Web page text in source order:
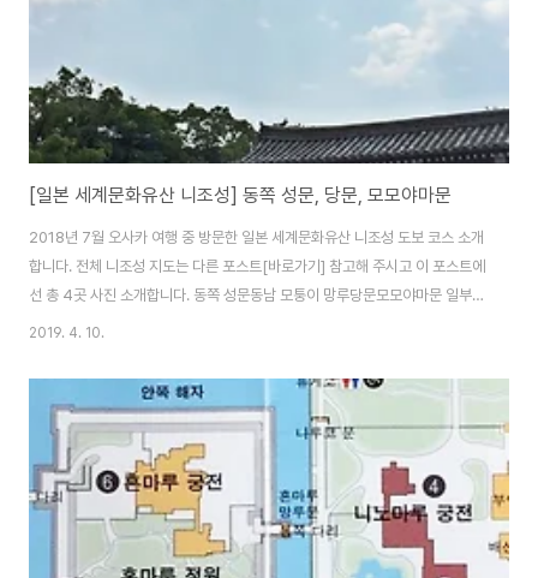
[일본 세계문화유산 니조성] 동쪽 성문, 당문, 모모야마문
2018년 7월 오사카 여행 중 방문한 일본 세계문화유산 니조성 도보 코스 소개
합니다. 전체 니조성 지도는 다른 포스트[바로가기] 참고해 주시고 이 포스트에
선 총 4곳 사진 소개합니다. 동쪽 성문동남 모퉁이 망루당문모모야마문 일부
지도로 보면 아래 4곳입니다. 1~3번이랑 왼쪽 모모야마문입니다. 입구에서 표
른 : 600엔중고생 : 350엔아이들 : 200엔 니조성은 평일 오전에 방문했습니
다. 입구엔 관광객들이 많아서 북적북적했어요. 입구에는 일본 세계문화유산
니조성 동쪽 성문 앞의 넓은 광장과 간략한 역사를 설명하고 있습니다. 매표소
근처에는 쇼와25년(소화昭和25년 1950년)에 만들어진 커다란 비석이 있습
니다. 역사 유..
2019. 4. 10.